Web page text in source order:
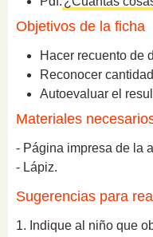
Objetivos de la ficha
Hacer recuento de
Reconocer
Autoevaluar el
Materiales
- Página impresa de la
- Lápiz.
Sugerencias para
1. Indique al niño que